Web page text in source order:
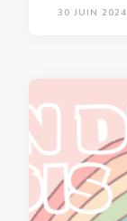
30 JUIN 2024